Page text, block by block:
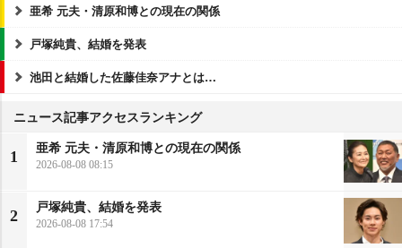
亜希 元夫・清原和博との現在の関係
戸塚純貴、結婚を発表
池田と結婚した佐藤佳奈アナとは…
ニュース記事アクセスランキング
1
亜希 元夫・清原和博との現在の関係
2026-08-08 08:15
2
戸塚純貴、結婚を発表
2026-08-08 17:54